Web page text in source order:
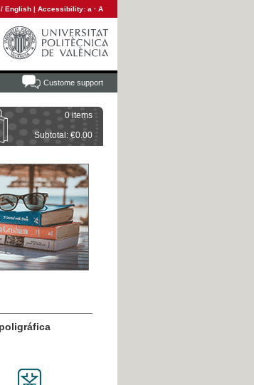
/ English | Accessibility: a · A
Custome support
0 items
Subtotal: €0.00